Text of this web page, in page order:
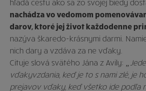
nachádza vo vedomom
darov, ktoré jej život každodenne
nazýva škaredo-krásnymi darmi.
nich dary a vzdáva za ne vďaky.
Cituje slová svätého Jána z Avily:
vďakyvzdania, keď je to s nami zlé, je
prejavov vďaky, keď všetko ide podľa